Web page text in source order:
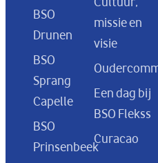
BSO
Drunen
BSO
Sprang
Capelle
BSO
Prinsenbeek
missie en
visie
Een dag bij
BSO Flekss
Curacao